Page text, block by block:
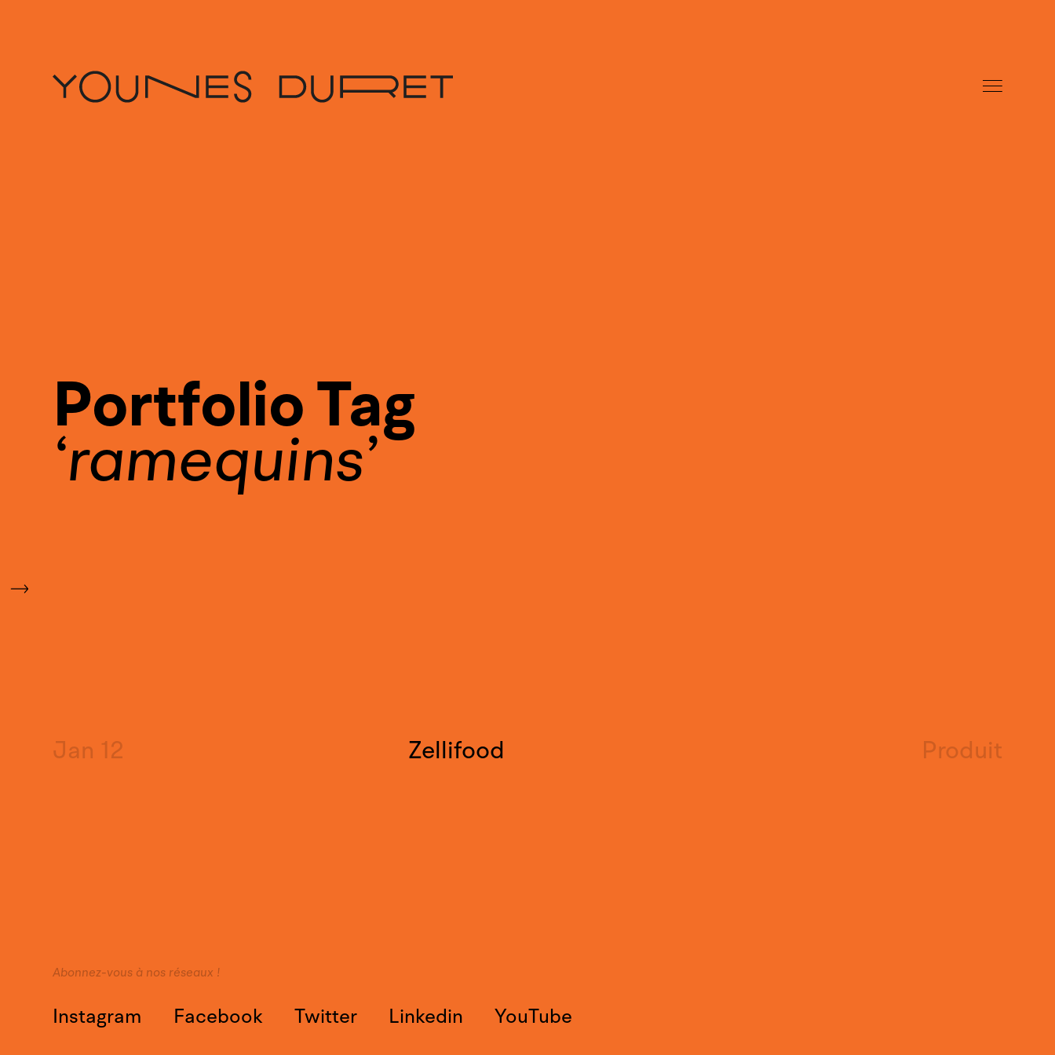
Portfolio Tag
ramequins
Zellifood
Jan 12 Produit
Abonnez-vous à nos réseaux !
Instagram Facebook Twitter Linkedin YouTube